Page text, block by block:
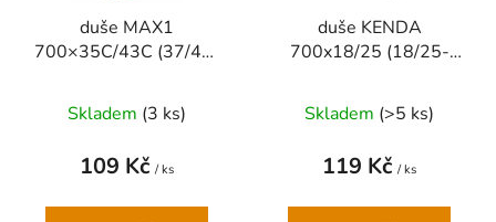
duše MAX1
700×35C/43C (37/42-
Skladem (3 ks)
109 Kč / ks
duše KENDA
700x18/25 (18/25-
Skladem (>5 ks)
119 Kč / ks